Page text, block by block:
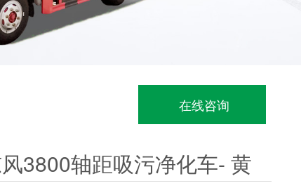
在线咨询
3800轴距吸污净化车- 黄